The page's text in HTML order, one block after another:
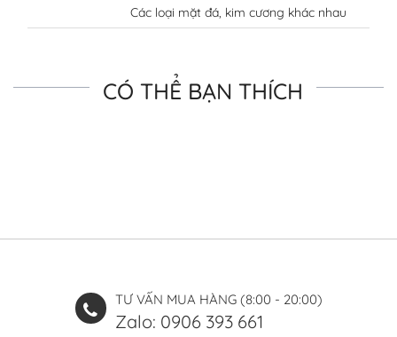
Các loại mặt đá, kim cương khác nhau
CÓ THỂ BẠN THÍCH
TƯ VẤN MUA HÀNG (8:00 - 20:00)
Zalo: 0906 393 661